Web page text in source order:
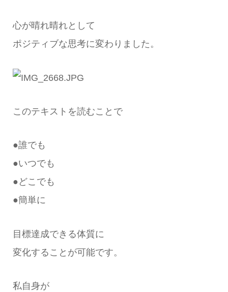
心が晴れ晴れとして
ポジティブな思考に変わりました。
このテキストを読むことで
●誰でも
●いつでも
●どこでも
●簡単に
目標達成できる体質に
変化することが可能です。
私自身が